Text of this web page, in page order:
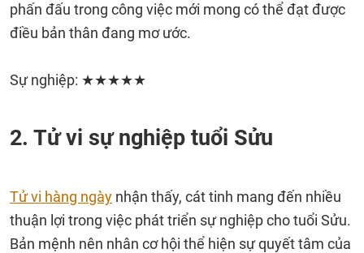
phấn đấu trong công việc mới mong có thể đạt được
điều bản thân đang mơ ước.
Sự nghiệp: ★★★★★
2. Tử vi sự nghiệp tuổi Sửu
Tử vi hàng ngày nhận thấy, cát tinh mang đến nhiều
thuận lợi trong việc phát triển sự nghiệp cho tuổi Sửu.
Bản mệnh nên nhân cơ hội thể hiện sự quyết tâm của